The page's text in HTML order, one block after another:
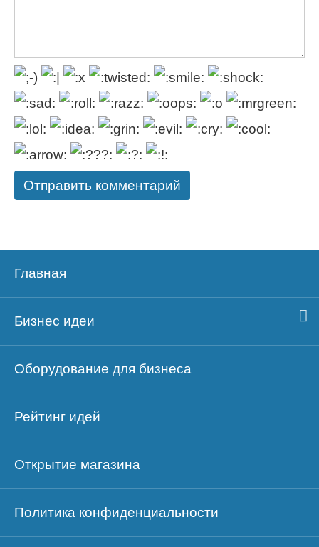
Главная
Бизнес идеи
Оборудование для бизнеса
Рейтинг идей
Открытие магазина
Политика конфиденциальности